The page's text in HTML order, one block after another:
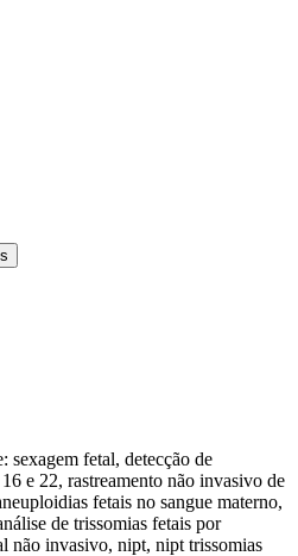
sexagem fetal, detecção de
e 22, rastreamento não invasivo de
fetais no sangue materno,
de trissomias fetais por
não invasivo, nipt, nipt trissomias